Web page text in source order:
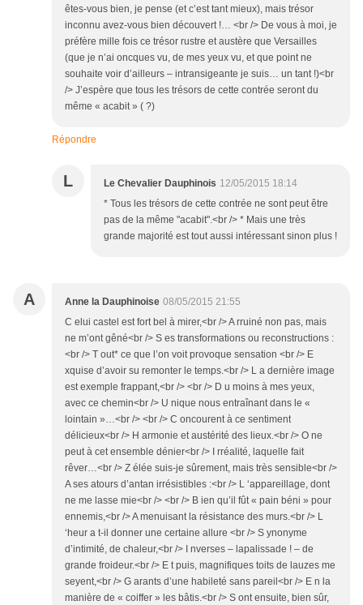
êtes-vous bien, je pense (et c’est tant mieux), mais trésor
inconnu avez-vous bien découvert !… <br /> De vous à moi, je
préfère mille fois ce trésor rustre et austère que Versailles
(que je n’ai oncques vu, de mes yeux vu, et que point ne
souhaite voir d’ailleurs – intransigeante je suis… un tant !)<br
/> J’espère que tous les trésors de cette contrée seront du
même « acabit » ( ?)
Répondre
L Le Chevalier Dauphinois 12/05/2015 18:14
* Tous les trésors de cette contrée ne sont peut être
pas de la même "acabit".<br /> * Mais une très
grande majorité est tout aussi intéressant sinon plus !
A Anne la Dauphinoise 08/05/2015 21:55
C elui castel est fort bel à mirer,<br /> A rruiné non pas, mais
ne m’ont gêné<br /> S es transformations ou reconstructions :
<br /> T out* ce que l’on voit provoque sensation <br /> E
xquise d’avoir su remonter le temps.<br /> L a dernière image
est exemple frappant,<br /> <br /> D u moins à mes yeux,
avec ce chemin<br /> U nique nous entraînant dans le «
lointain »…<br /> <br /> C oncourent à ce sentiment
délicieux<br /> H armonie et austérité des lieux.<br /> O ne
peut à cet ensemble dénier<br /> I rréalité, laquelle fait
rêver…<br /> Z élée suis-je sûrement, mais très sensible<br />
A ses atours d’antan irrésistibles :<br /> L ‘appareillage, dont
ne me lasse mie<br /> <br /> B ien qu’il fût « pain béni » pour
ennemis,<br /> A menuisant la résistance des murs.<br /> L
‘heur a t-il donner une certaine allure <br /> S ynonyme
d’intimité, de chaleur,<br /> I nverses – lapalissade ! – de
grande froideur.<br /> E t puis, magnifiques toits de lauzes me
seyent,<br /> G arants d’une habileté sans pareil<br /> E n la
manière de « coiffer » les bâtis.<br /> S ont ensuite, bien sûr,